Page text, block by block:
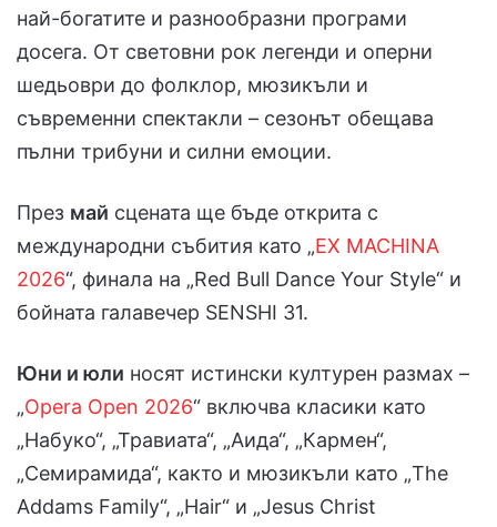
най-богатите и разнообразни програми
досега. От световни рок легенди и оперни
шедьоври до фолклор, мюзикъли и
съвременни спектакли – сезонът обещава
пълни трибуни и силни емоции.
През май сцената ще бъде открита с
международни събития като „EX MACHINA
2026“, финала на „Red Bull Dance Your Style“ и
бойната галавечер SENSHI 31.
Юни и юли носят истински културен размах –
„Opera Open 2026“ включва класики като
„Набуко“, „Травиата“, „Аида“, „Кармен“,
„Семирамида“, както и мюзикъли като „The
Addams Family“, „Hair“ и „Jesus Christ